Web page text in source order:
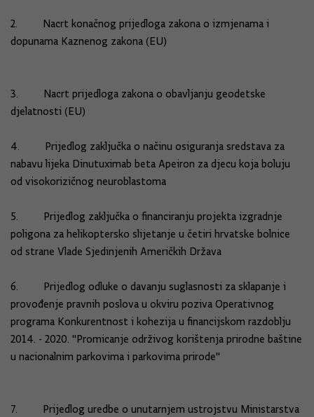
2. Nacrt konačnog prijedloga zakona o izmjenama i
dopunama Kaznenog zakona (EU)
3. Nacrt prijedloga zakona o obavljanju geodetske
djelatnosti (EU)
4. Prijedlog zaključka o načinu osiguranja sredstava za
nabavu lijeka Dinutuximab beta Apeiron za djecu koja boluju
od visokorizičnog neuroblastoma
5. Prijedlog zaključka o financiranju projekta izgradnje
poligona za helikoptersko slijetanje u četiri hrvatske bolnice
od strane Vlade Sjedinjenih Američkih Država
6. Prijedlog odluke o davanju suglasnosti za sklapanje i
provođenje pravnih poslova u okviru poziva Operativnog
programa Konkurentnost i kohezija u financijskom razdoblju
2014. - 2020. "Promicanje održivog korištenja prirodne baštine
u nacionalnim parkovima i parkovima prirode"
7. Prijedlog uredbe o unutarnjem ustrojstvu Ministarstva